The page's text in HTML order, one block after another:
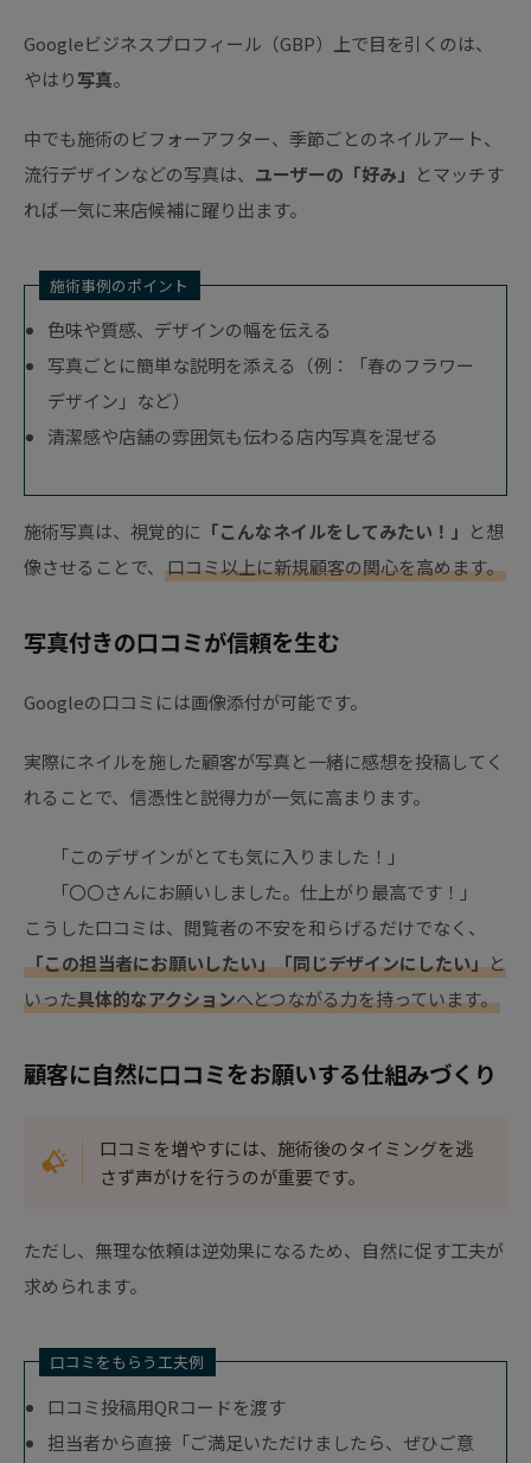
Googleビジネスプロフィール（GBP）上で目を引くのは、
やはり写真。
中でも施術のビフォーアフター、季節ごとのネイルアート、
流行デザインなどの写真は、 ユーザーの「好み」 とマッチす
れば一気に来店候補に躍り出ます。
施術事例のポイント
色味や質感、デザインの幅を伝える
写真ごとに簡単な説明を添える（例：「春のフラワー
デザイン」など）
清潔感や店舗の雰囲気も伝わる店内写真を混ぜる
施術写真は、視覚的に 「こんなネイルをしてみたい！」 と想
像させることで、 口コミ以上に新規顧客の関心を高めます。
写真付きの口コミが信頼を生む
Googleの口コミには画像添付が可能です。
実際にネイルを施した顧客が写真と一緒に感想を投稿してく
れることで、信憑性と説得力が一気に高まります。
「このデザインがとても気に入りました！」
「〇〇さんにお願いしました。仕上がり最高です！」
こうした口コミは、閲覧者の不安を和らげるだけでなく、
「この担当者にお願いしたい」「同じデザインにしたい」と
いった具体的なアクションへとつながる力を持っています。
顧客に自然に口コミをお願いする仕組みづくり
口コミを増やすには、施術後のタイミングを逃
さず声がけを行うのが重要です。
ただし、無理な依頼は逆効果になるため、自然に促す工夫が
求められます。
口コミをもらう工夫例
口コミ投稿用QRコードを渡す
担当者から直接「ご満足いただけましたら、ぜひご意